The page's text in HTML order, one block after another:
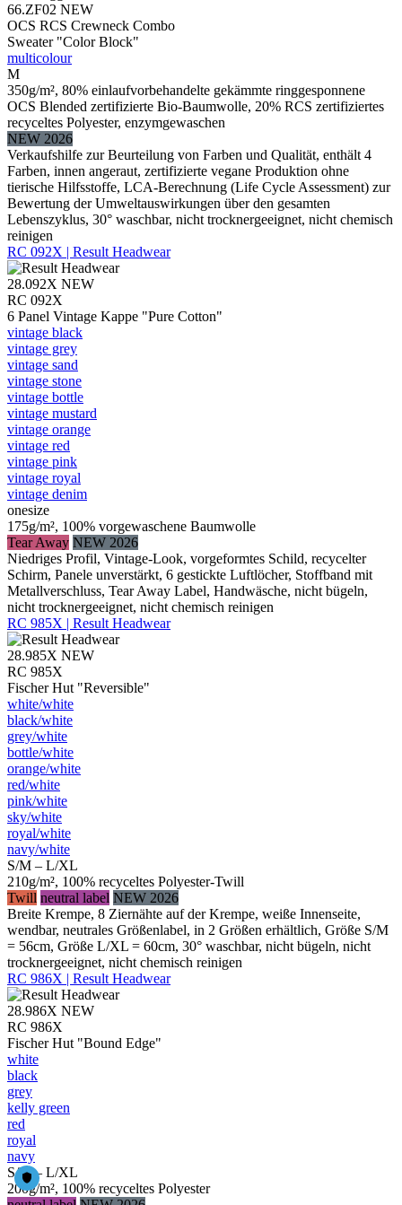
66.ZF02 NEW
OCS RCS Crewneck Combo
Sweater "Color Block"
multicolour
M
350g/m², 80% einlaufvorbehandelte gekämmte ringgesponnene
OCS Blended zertifizierte Bio-Baumwolle, 20% RCS zertifiziertes
recyceltes Polyester, enzymgewaschen
NEW 2026
Verkaufshilfe zur Beurteilung von Farben und Qualität, enthält 4
Farben, innen angeraut, zertifizierte vegane Produktion ohne
tierische Hilfsstoffe, LCA-Berechnung (Life Cycle Assessment) zur
Bewertung der Umweltauswirkungen über den gesamten
Lebenszyklus, 30° waschbar, nicht trocknergeeignet, nicht chemisch
reinigen
RC 092X | Result Headwear
28.092X NEW
RC 092X
6 Panel Vintage Kappe "Pure Cotton"
vintage black
vintage grey
vintage sand
vintage stone
vintage bottle
vintage mustard
vintage orange
vintage red
vintage pink
vintage royal
vintage denim
onesize
175g/m², 100% vorgewaschene Baumwolle
Tear Away NEW 2026
Niedriges Profil, Vintage-Look, vorgeformtes Schild, recycelter
Schirm, Panele unverstärkt, 6 gestickte Luftlöcher, Stoffband mit
Metallverschluss, Tear Away Label, Handwäsche, nicht bügeln,
nicht trocknergeeignet, nicht chemisch reinigen
RC 985X | Result Headwear
28.985X NEW
RC 985X
Fischer Hut "Reversible"
white/​white
black/​white
grey/​white
bottle/​white
orange/​white
red/​white
pink/​white
sky/​white
royal/​white
navy/​white
S/M – L/XL
210g/m², 100% recyceltes Polyester-Twill
Twill neutral label NEW 2026
Breite Krempe, 8 Ziernähte auf der Krempe, weiße Innenseite,
wendbar, neutrales Größenlabel, in 2 Größen erhältlich, Größe S/M
= 56cm, Größe L/XL = 60cm, 30° waschbar, nicht bügeln, nicht
trocknergeeignet, nicht chemisch reinigen
RC 986X | Result Headwear
28.986X NEW
RC 986X
Fischer Hut "Bound Edge"
white
black
grey
kelly green
red
royal
navy
S/M – L/XL
200g/m², 100% recyceltes Polyester